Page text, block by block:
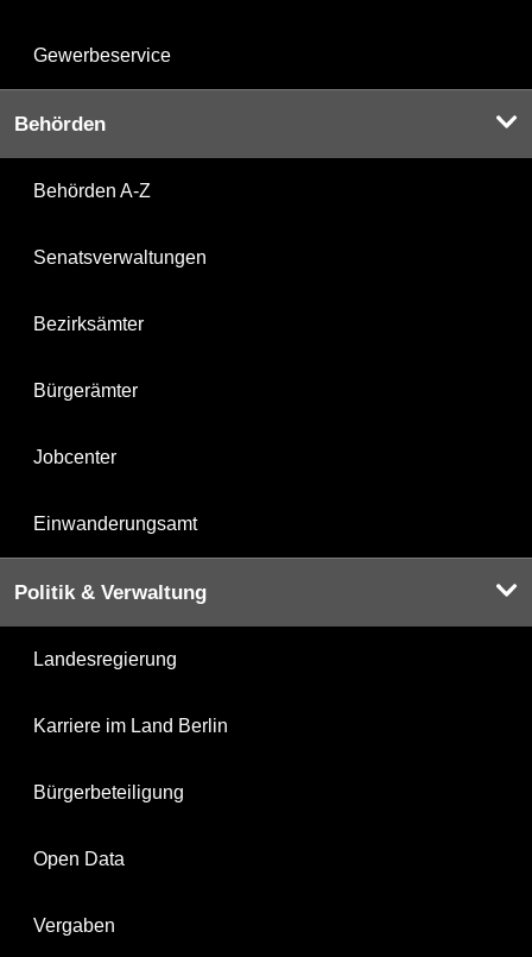
Gewerbeservice
Behörden
Behörden A-Z
Senatsverwaltungen
Bezirksämter
Bürgerämter
Jobcenter
Einwanderungsamt
Politik & Verwaltung
Landesregierung
Karriere im Land Berlin
Bürgerbeteiligung
Open Data
Vergaben